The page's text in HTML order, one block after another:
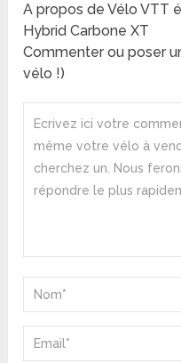
A propos de Vélo VTT
Hybrid Carbone XT
Commenter ou poser
vélo !)